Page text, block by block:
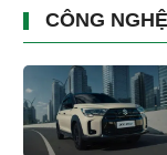
CÔNG